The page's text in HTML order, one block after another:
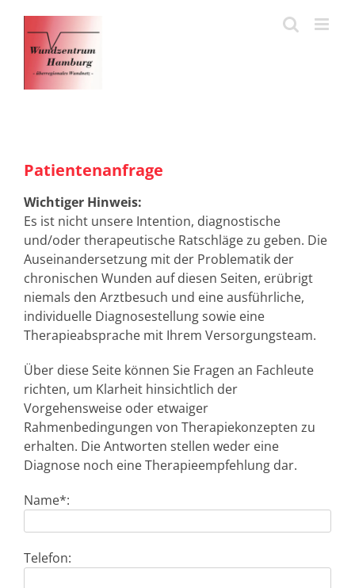
Inhalt
springen
Patientenanfrage
Wichtiger Hinweis:
Es ist nicht unsere Intention, diagnostische
und/oder therapeutische Ratschläge zu geben. Die
Auseinandersetzung mit der Problematik der
chronischen Wunden auf diesen Seiten, erübrigt
niemals den Arztbesuch und eine ausführliche,
individuelle Diagnosestellung sowie eine
Therapieabsprache mit Ihrem Versorgungsteam.
Über diese Seite können Sie Fragen an Fachleute
richten, um Klarheit hinsichtlich der
Vorgehensweise oder etwaiger
Rahmenbedingungen von Therapiekonzepten zu
erhalten. Die Antworten stellen weder eine
Diagnose noch eine Therapieempfehlung dar.
Name*:
Telefon: